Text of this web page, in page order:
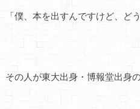
「僕、本を出すんですけど、ど
その人が東大出身・博報堂出身